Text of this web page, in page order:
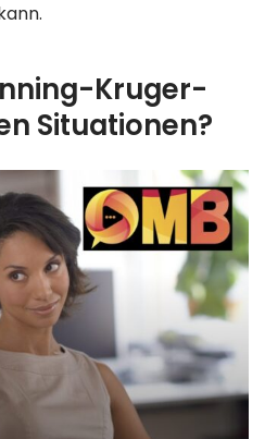
Kruger-
Situationen?